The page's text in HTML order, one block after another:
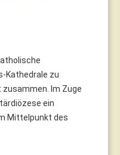
Kathedrale zu
Im Zuge
ein
Mittelpunkt des